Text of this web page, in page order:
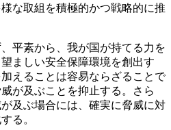
な取組を積極的かつ戦略的に推
平素から、我が国が持てる力を
ましい安全保障環境を創出す
えることは容易ならざることで
が及ぶことを抑止する。さら
及ぶ場合には、確実に脅威に対
る。